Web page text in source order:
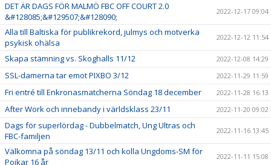
DET ÄR DAGS FÖR MALMÖ FBC OFF COURT 2.0
&#128085;&#129507;&#128090;
2022-12-17 09:04
Alla till Baltiska för publikrekord, julmys och motverka
psykisk ohälsa
2022-12-12 11:54
Skapa stämning vs. Skoghalls 11/12 2022-12-08 14:29
SSL-damerna tar emot PIXBO 3/12 2022-11-29 11:59
Fri entré till Enkronasmatcherna Söndag 18 december 2022-11-28 16:13
After Work och innebandy i världsklass 23/11 2022-11-20 09:02
Dags för superlördag - Dubbelmatch, Ung Ultras och
FBC-familjen
2022-11-16 13:45
Välkomna på söndag 13/11 och kolla Ungdoms-SM för
Pojkar 16 år
2022-11-11 15:08